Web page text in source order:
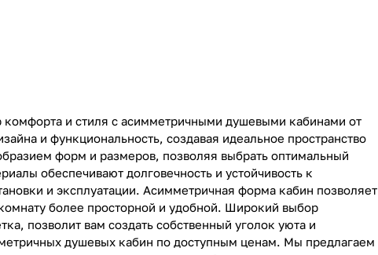
и стиля с асимметричными душевыми кабинами от
и функциональность, создавая идеальное пространство
форм и размеров, позволяя выбрать оптимальный
обеспечивают долговечность и устойчивость к
и эксплуатации. Асимметричная форма кабин позволяет
более просторной и удобной. Широкий выбор
позволит вам создать собственный уголок уюта и
душевых кабин по доступным ценам. Мы предлагаем